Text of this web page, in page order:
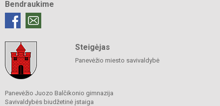
Bendraukime
Steigėjas
Panevėžio miesto savivaldybė
Panevėžio Juozo Balčikonio gimnazija
Savivaldybės biudžetinė įstaiga